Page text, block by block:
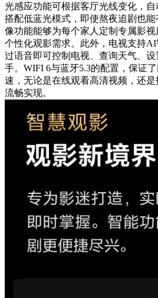
光感应功能可根据客厅光线变化，自
搭配低蓝光模式，即使熬夜追剧也
像功能能够为每个家人定制专属影
个性化观影需求。此外，电视支持
过语音即可控制电视、查询天气、
手。WIFI 6与蓝牙5.3的配置，保证
速，无论是在线观看高清视频，还
流畅实现。